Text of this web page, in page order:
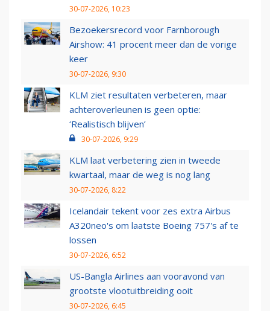
30-07-2026, 10:23
Bezoekersrecord voor Farnborough
Airshow: 41 procent meer dan de vorige
keer
30-07-2026, 9:30
KLM ziet resultaten verbeteren, maar
achteroverleunen is geen optie:
‘Realistisch blijven’
30-07-2026, 9:29
KLM laat verbetering zien in tweede
kwartaal, maar de weg is nog lang
30-07-2026, 8:22
Icelandair tekent voor zes extra Airbus
A320neo's om laatste Boeing 757's af te
lossen
30-07-2026, 6:52
US-Bangla Airlines aan vooravond van
grootste vlootuitbreiding ooit
30-07-2026, 6:45